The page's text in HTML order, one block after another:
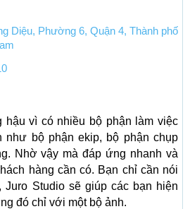
Diệu, Phường 6, Quận 4, Thành phố
hậu vì có nhiều bộ phận làm việc
như bộ phận ekip, bộ phận chụp
Nhờ vậy mà đáp ứng nhanh và
hàng cần có. Bạn chỉ cần nói
Juro Studio sẽ giúp các bạn hiện
đó chỉ với một bộ ảnh.